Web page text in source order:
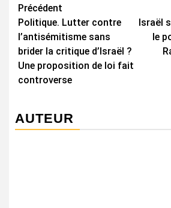
Navigation
d’article
Précédent
Politique. Lutter contre
l’antisémitisme sans
brider la critique d’Israël ?
Une proposition de loi fait
controverse
Israël
le
AUTEUR